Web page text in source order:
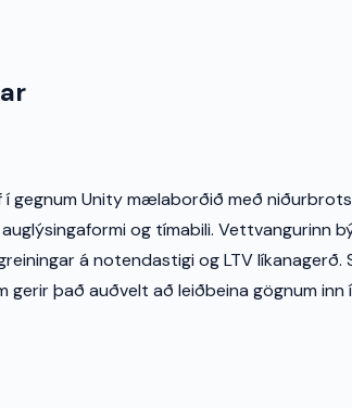
gegnum Unity mælaborðið með
og tímabili. Vettvangurinn
á notendastigi og LTV líkanagerð.
gerir það auðvelt að leiðbeina gögnum inn